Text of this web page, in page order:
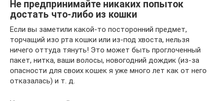
Не предпринимайте никаких попыток
достать что-либо из кошки
Если вы заметили какой-то посторонний предмет,
торчащий изо рта кошки или из-под хвоста, нельзя
ничего оттуда тянуть! Это может быть проглоченный
пакет, нитка, ваши волосы, новогодний дождик (из-за
опасности для своих кошек я уже много лет как от него
отказалась) и т. д.